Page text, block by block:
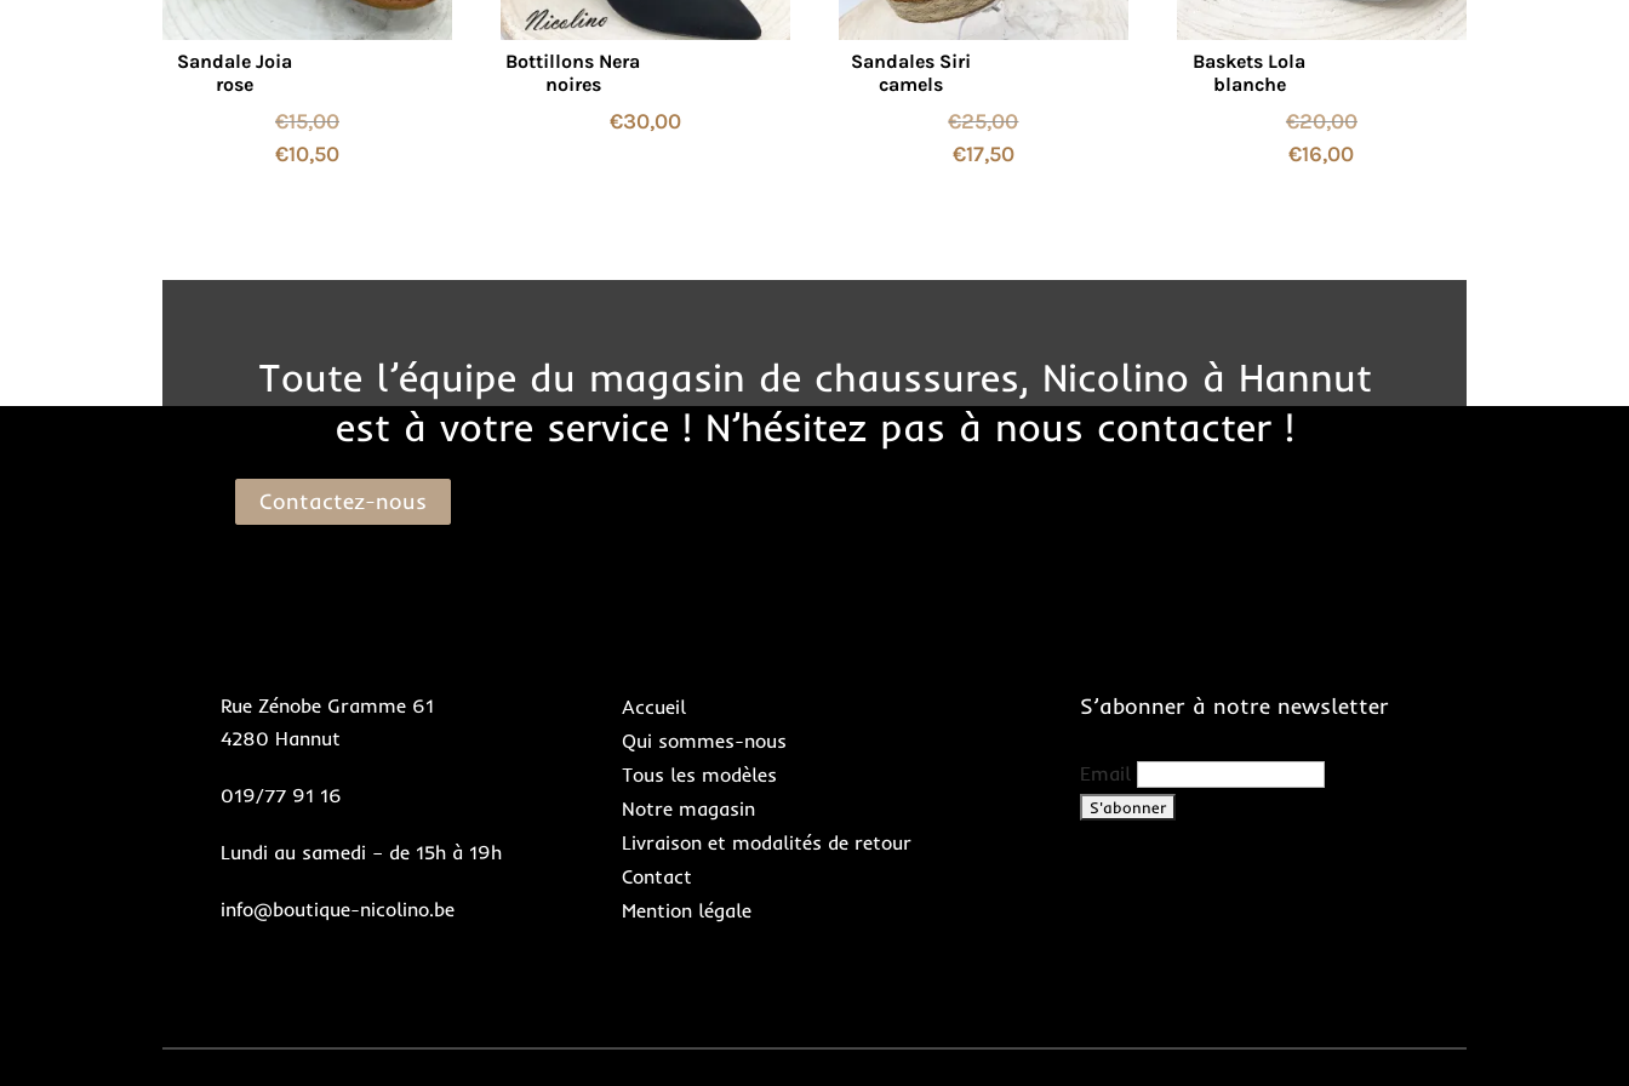
Sandale Joia
rose
€15,00
€10,50
Bottillons Nera
noires
€30,00
Sandales Siri
camels
€25,00
€17,50
Baskets Lola
blanche
€20,00
€16,00
Toute l’équipe du magasin de chaussures, Nicolino à Hannut
est à votre service ! N’hésitez pas à nous contacter !
Contactez-nous
Rue Zénobe Gramme 61
4280 Hannut
019/77 91 16
Lundi au samedi – de 15h à 19h
info@boutique-nicolino.be
Accueil
Qui sommes-nous
Tous les modèles
Notre magasin
Livraison et modalités de retour
Contact
Mention légale
S’abonner à notre newsletter
Email